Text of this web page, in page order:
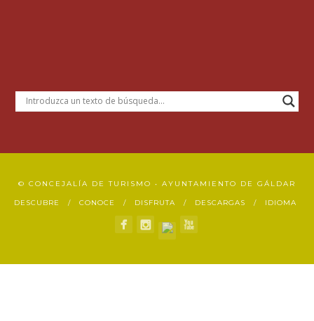
© CONCEJALÍA DE TURISMO • AYUNTAMIENTO DE GÁLDAR
DESCUBRE CONOCE DISFRUTA DESCARGAS IDIOMA